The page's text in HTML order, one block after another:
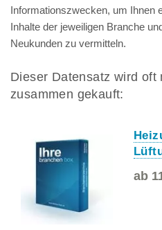
Informationszwecken, um Ihnen
Inhalte der jeweiligen Branche
Neukunden zu vermitteln.
Dieser Datensatz wird oft
zusammen gekauft:
ab